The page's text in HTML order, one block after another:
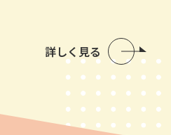
詳しく見る